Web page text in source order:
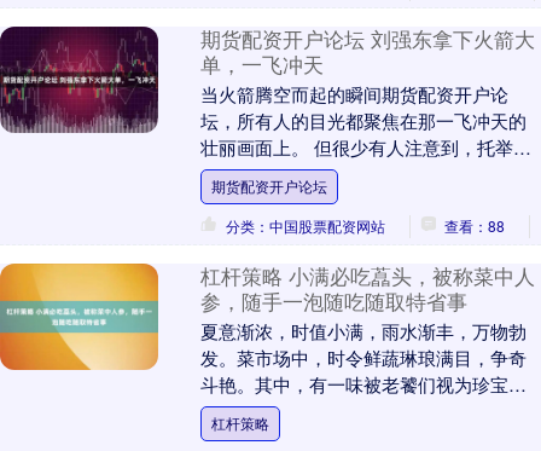
期货配资开户论坛 刘强东拿下火箭大
单，一飞冲天
当火箭腾空而起的瞬间期货配资开户论
坛，所有人的目光都聚焦在那一飞冲天的
壮丽画面上。 但很少有人注意到，托举这
枚火箭冲向苍穹的，除了燃料与推力，还
有一张看不见、却....
期货配资开户论坛
分类：中国股票配资网站
查看：88
杠杆策略 小满必吃藠头，被称菜中人
参，随手一泡随吃随取特省事
夏意渐浓，时值小满，雨水渐丰，万物勃
发。菜市场中，时令鲜蔬琳琅满目，争奇
斗艳。其中，有一味被老饕们视为珍宝，
识货的大爷大妈们每次必会购得满满一
袋，它便是被老一辈....
杠杆策略